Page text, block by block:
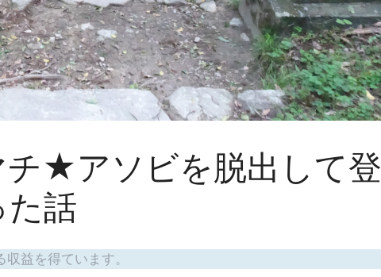
チ★アソビを脱出して登
話
益を得ています。